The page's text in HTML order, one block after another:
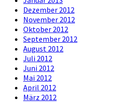
Dezember 2012
November 2012
Oktober 2012
September 2012
August 2012
Juli 2012
Juni 2012
Mai 2012
April 2012
März 2012